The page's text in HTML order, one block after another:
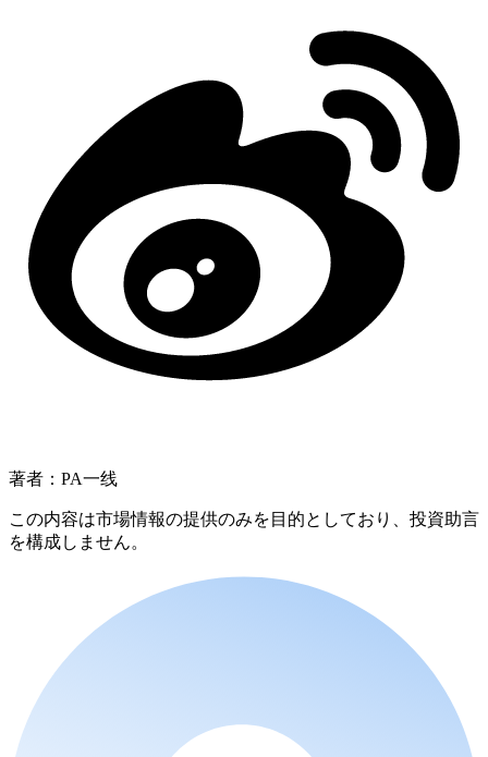
著者：PA一线
この内容は市場情報の提供のみを目的としており、投資助言
を構成しません。